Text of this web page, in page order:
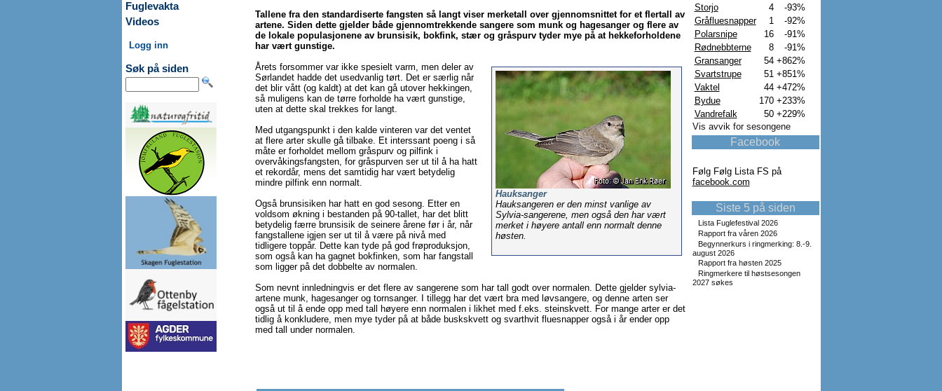
Fuglevakta
Videos
Logg inn
Søk på siden
Tallene fra den standardiserte fangsten så langt viser merketall over gjennomsnittet for et flertall av
artene. Siden dette gjelder både gjennomtrekkende sangere som munk og hagesanger og flere av
de lokale populasjonene av brunsisik, bokfink, stær og gråspurv tyder mye på at hekkeforholdene
har vært gunstige.
Hauksanger
Hauksangeren er den minst vanlige av
Sylvia-sangerene, men også den har vært
merket i høyere antall enn normalt denne
høsten.
Årets forsommer var ikke spesielt varm, men deler av
Sørlandet hadde det usedvanlig tørt. Det er særlig når
det blir vått (og kaldt) at det kan gå utover hekkingen,
så muligens kan de tørre forholde ha vært gunstige,
uten at dette skal trekkes for langt.
Med utgangspunkt i den kalde vinteren var det ventet
at flere arter skulle gå tilbake. Et interssant poeng i så
måte er forholdet mellom gråspurv og pilfink i
overvåkingsfangsten, for gråspurven ser ut til å ha hatt
et rekordår, mens det samtidig har vært betydelig
mindre pilfink enn normalt.
Også brunsisiken har hatt en god sesong. Etter en
voldsom økning i bestanden på 90-tallet, har det blitt
betydelig færre brunsisik de seinere årene før i år, når
fangstallene igjen ser ut til å være på nivå med
tidligere toppår. Dette kan tyde på god frøproduksjon,
som også kan ha gagnet bokfinken, som har fangstall
som ligger på det dobbelte av normalen.
Som nevnt innledningvis er det flere av sangerene som har tall godt over normalen. Dette gjelder sylvia-
artene munk, hagesanger og tornsanger. I tillegg har det vært bra med løvsangere, og denne arten ser
også ut til å ende opp med tall høyere enn normalen i likhet med f.eks. steinskvett. For mange arter er det
tidlig å konkludere, men mye tyder på at både buskskvett og svarthvit fluesnapper også i år ender opp
med tall under normalen.
Storjo
4
-93%
Gråfluesnapper
1
-92%
Polarsnipe
16
-91%
Rødnebbterne
8
-91%
Gransanger
54 +862%
Svartstrupe
51 +851%
Vaktel
44 +472%
Bydue
170 +233%
Vandrefalk
50 +229%
Vis avvik for sesongene
Facebook
Følg Følg Lista FS på
facebook.com
Siste 5 på siden
Lista Fuglefestival 2026
Rapport fra våren 2026
Begynnerkurs i ringmerking: 8.-9.
august 2026
Rapport fra høsten 2025
Ringmerkere til høstsesongen
2027 søkes